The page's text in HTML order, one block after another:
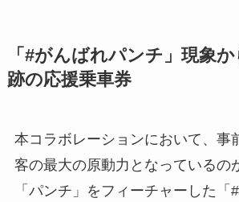
「#がんばれパンチ」現象
跡の応援乗車券
本コラボレーションにおいて、事
客の最大の原動力となっているの
「パンチ」をフィーチャーした「